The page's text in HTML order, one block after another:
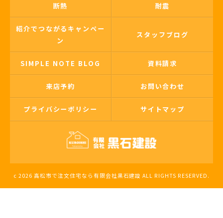
断熱 耐震
紹介でつながるキャンペー
ン
スタッフブログ
SIMPLE NOTE BLOG 資料請求
来店予約 お問い合わせ
プライバシーポリシー サイトマップ
c 2026 高松市で注文住宅なら有限会社黒石建設 ALL RIGHTS RESERVED.